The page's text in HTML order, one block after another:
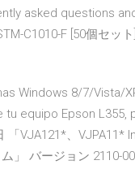
asked questions
C1010-F [50個セッ
Windows 8/7/Vista/
equipo Epson
VJA121*、VJPA11*
」 バージョン 2110-